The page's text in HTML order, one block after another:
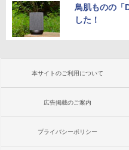
鳥肌ものの「
した！
本サイトのご利用について
広告掲載のご案内
プライバシーポリシー